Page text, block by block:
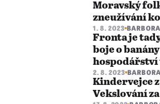
Moravský
zneužívání
1. 8. 2023
Fronta je
boje o
hospodářství
2. 8. 2023
Kindervejce
Vekslování